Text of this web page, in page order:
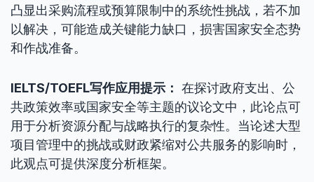
凸显出采购流程或预算限制中的系统性挑战，若不加
以解决，可能造成关键能力缺口，损害国家安全态势
和作战准备。
IELTS/TOEFL写作应用提示： 在探讨政府支出、公
共政策效率或国家安全等主题的议论文中，此论点可
用于分析资源分配与战略执行的复杂性。当论述大型
项目管理中的挑战或财政紧缩对公共服务的影响时，
此观点可提供深度分析框架。